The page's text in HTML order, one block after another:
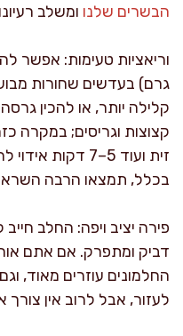
הבשרים שלנו ומשלב
גרם) בעדשים שחורות
קלילה יותר, או להכין
זית ועוד 5–7
בכלל, תמצאו הרבה
פירה יציב ויפה: החלב
דביק ומתפרק. אם אתם
לעזור, אבל לרוב אין